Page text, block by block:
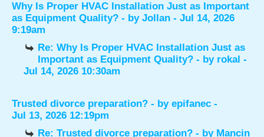
Why Is Proper HVAC Installation Just as Important
as Equipment Quality? - by Jollan - Jul 14, 2026
9:19am
Re: Why Is Proper HVAC Installation Just as
Important as Equipment Quality? - by rokal -
Jul 14, 2026 10:30am
Trusted divorce preparation? - by epifanec -
Jul 13, 2026 12:19pm
Re: Trusted divorce preparation? - by Mancin